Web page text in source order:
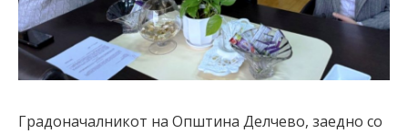
Градоначалникот на Општина Делчево, заедно со